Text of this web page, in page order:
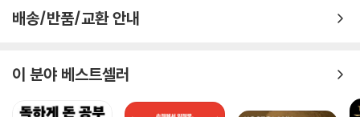
배송/반품/교환 안내
이 분야 베스트셀러